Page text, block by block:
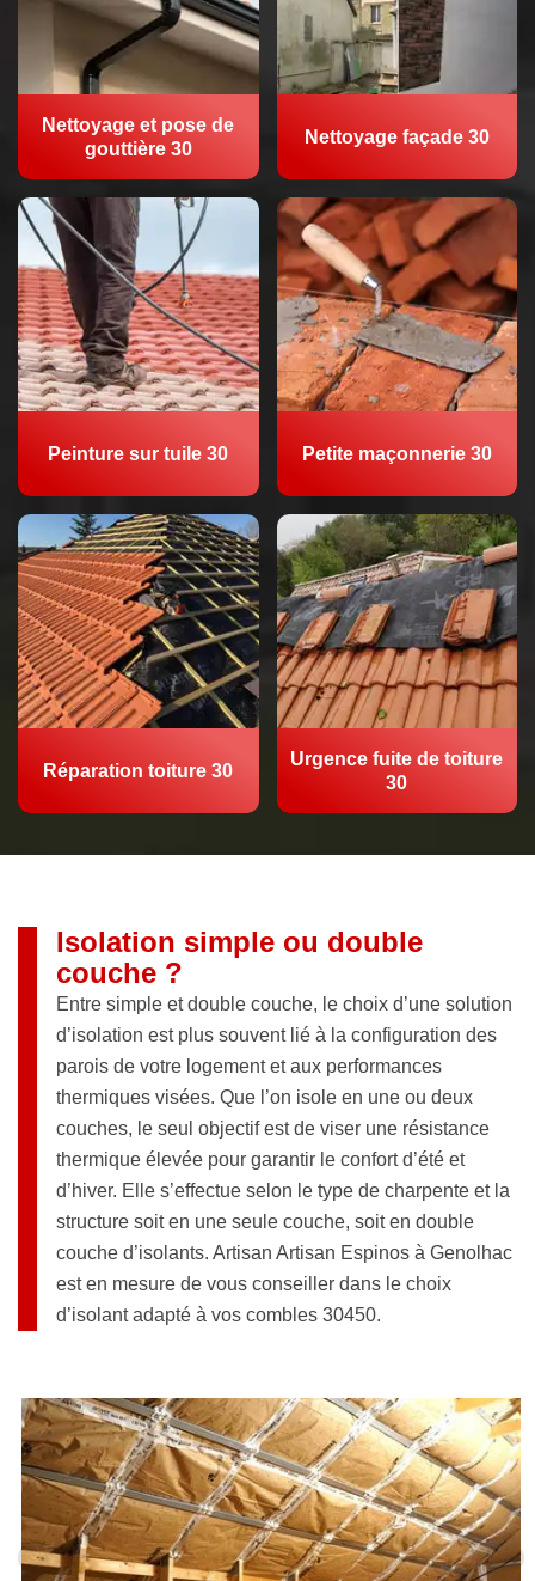
Nettoyage et pose de
gouttière 30
Nettoyage façade 30
Peinture sur tuile 30 Petite maçonnerie 30
Réparation toiture 30
Urgence fuite de toiture
30
Isolation simple ou double
couche ?
Entre simple et double couche, le choix d’une solution
d’isolation est plus souvent lié à la configuration des
parois de votre logement et aux performances
thermiques visées. Que l’on isole en une ou deux
couches, le seul objectif est de viser une résistance
thermique élevée pour garantir le confort d’été et
d’hiver. Elle s’effectue selon le type de charpente et la
structure soit en une seule couche, soit en double
couche d’isolants. Artisan Artisan Espinos à Genolhac
est en mesure de vous conseiller dans le choix
d’isolant adapté à vos combles 30450.